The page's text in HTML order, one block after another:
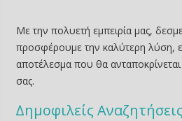
Με την πολυετή εμπειρία μας,
προσφέρουμε την καλύτερη λύση,
αποτέλεσμα που θα
σας.
∆ημοφιλείς Αναζητήσεις